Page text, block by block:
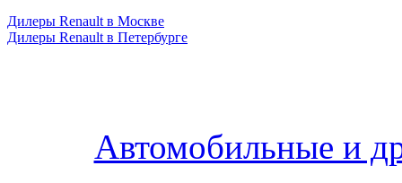
Дилеры Renault в Москве
Дилеры Renault в Петербурге
Автомобильные и